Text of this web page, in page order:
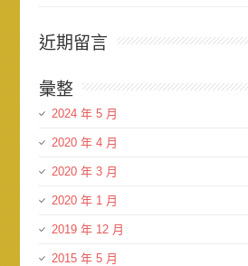
近期留言
彙整
2024 年 5 月
2020 年 4 月
2020 年 3 月
2020 年 1 月
2019 年 12 月
2015 年 5 月